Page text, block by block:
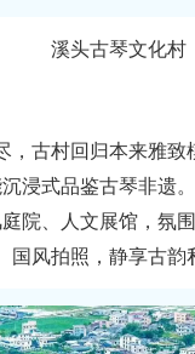
溪头古琴文化村
，古村回归本来雅致
浸式品鉴古琴非遗
院、人文展馆，氛
国风拍照，静享古韵